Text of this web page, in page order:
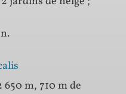
m, 710 m de